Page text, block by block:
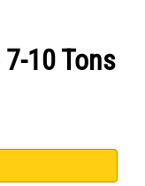
10 Tons